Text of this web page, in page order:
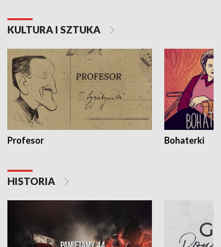
KULTURA I SZTUKA
Profesor Bohaterki
HISTORIA